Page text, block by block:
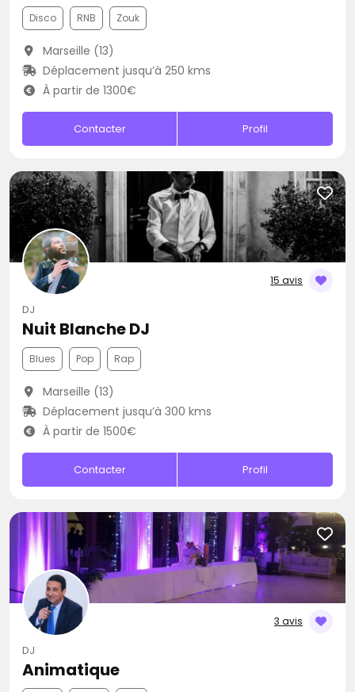
Disco RNB Zouk
Marseille (13)
Déplacement jusqu’à 250 kms
À partir de 1300€
Contacter Profil
15 avis
DJ
Nuit Blanche DJ
Blues Pop Rap
Marseille (13)
Déplacement jusqu’à 300 kms
À partir de 1500€
Contacter Profil
3 avis
DJ
Animatique